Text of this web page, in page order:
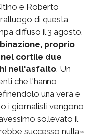
e Roberto
di questa
diffuso il 3 agosto.
proprio
cortile due
nell'asfalto. Un
che l'hanno
una vera e
i giornalisti vengono
sollevato il
successo nulla»